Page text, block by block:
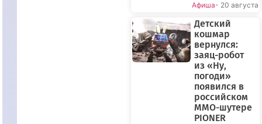
Афиша- 20 августа
Детский
кошмар
вернулся:
заяц-робот
из «Ну,
погоди»
появился в
российском
MMO-шутере
PIONER